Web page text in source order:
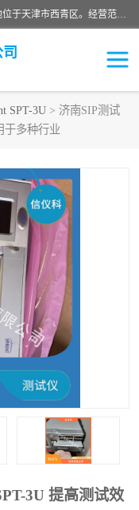
天津市信仪科科技有限公司成立于2013年，注册地位于天津市西青区。经营范围包括计算机软件、电子产品、仪器技术开发、技术转让、技术咨询、技术服务、网络工程、电子监控工程安装等；主要产品有：网络流量测试仪、Ixia XM2、XM12、XGS2、XGS12、400T、1600T、X16网络协议分析仪，Agilent N2X 等等各种型号，欢迎来电咨询。
SPT-3U > 济南SIP测试
于多种行业
3U 提高测试效
伦Spirent C1
Spirent N4U
Spirent SPT-2U
伦SPT-2000A-HS
TestCenter
Spirent SPT-9000A